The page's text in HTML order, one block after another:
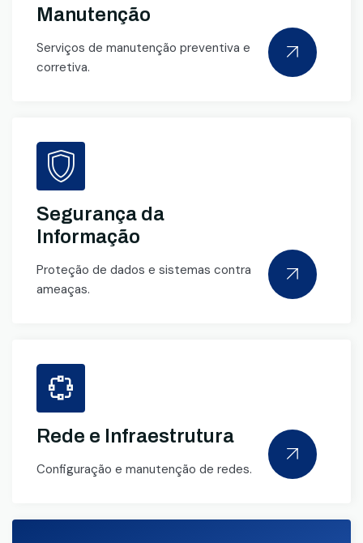
Manutenção
Serviços de manutenção preventiva e
corretiva.
Segurança da
Informação
Proteção de dados e sistemas contra
ameaças.
Rede e Infraestrutura
Configuração e manutenção de redes.